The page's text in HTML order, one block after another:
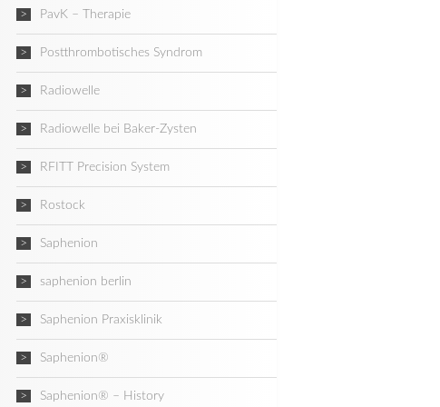
PavK – Therapie
Postthrombotisches Syndrom
Radiowelle
Radiowelle bei Baker-Zysten
RFITT Precision System
Rostock
Saphenion
saphenion berlin
Saphenion Praxisklinik
Saphenion®
Saphenion® – History